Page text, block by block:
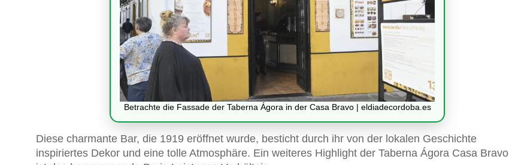
Betrachte die Fassade der Taberna Ágora in der Casa Bravo | eldiadecordoba.es
Diese charmante Bar, die 1919 eröffnet wurde, besticht durch ihr von der lokalen Geschichte
inspiriertes Dekor und eine tolle Atmosphäre. Ein weiteres Highlight der Taberna Ágora Casa Bravo